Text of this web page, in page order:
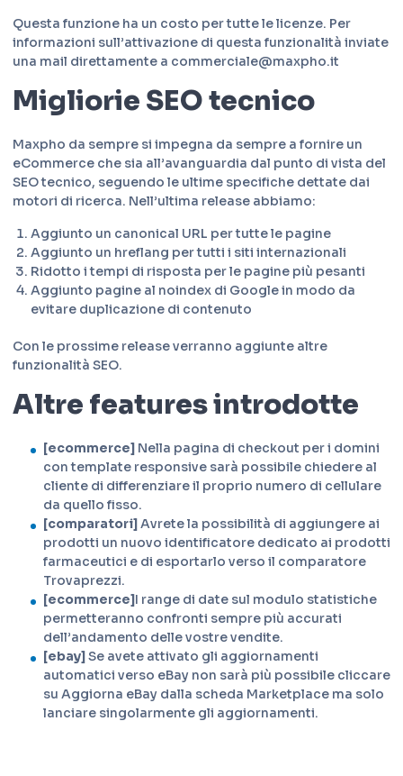
Questa funzione ha un costo per tutte le licenze. Per
informazioni sull’attivazione di questa funzionalità inviate
una mail direttamente a commerciale@maxpho.it
Migliorie SEO tecnico
Maxpho da sempre si impegna da sempre a fornire un
eCommerce che sia all’avanguardia dal punto di vista del
SEO tecnico, seguendo le ultime specifiche dettate dai
motori di ricerca. Nell’ultima release abbiamo:
Aggiunto un canonical URL per tutte le pagine
Aggiunto un hreflang per tutti i siti internazionali
Ridotto i tempi di risposta per le pagine più pesanti
Aggiunto pagine al noindex di Google in modo da
evitare duplicazione di contenuto
Con le prossime release verranno aggiunte altre
funzionalità SEO.
Altre features introdotte
[ecommerce] Nella pagina di checkout per i domini
con template responsive sarà possibile chiedere al
cliente di differenziare il proprio numero di cellulare
da quello fisso.
[comparatori]Avrete la possibilità di aggiungere ai
prodotti un nuovo identificatore dedicato ai prodotti
farmaceutici e di esportarlo verso il comparatore
Trovaprezzi.
[ecommerce]I range di date sul modulo statistiche
permetteranno confronti sempre più accurati
dell’andamento delle vostre vendite.
[ebay]Se avete attivato gli aggiornamenti
automatici verso eBay non sarà più possibile cliccare
su Aggiorna eBay dalla scheda Marketplace ma solo
lanciare singolarmente gli aggiornamenti.